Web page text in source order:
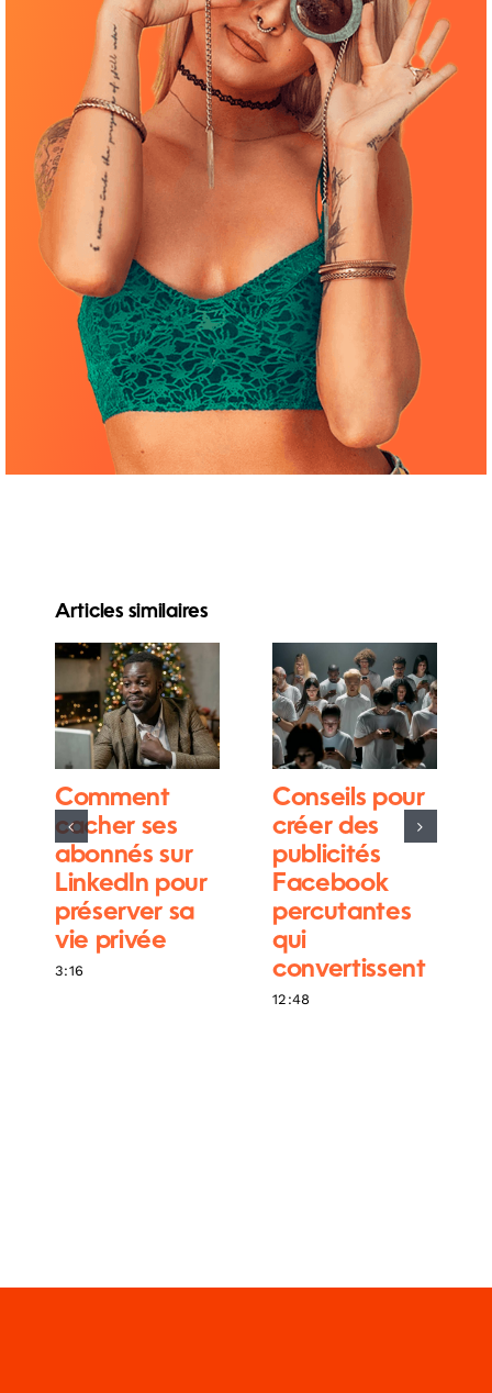
Articles similaires
Comment
cacher ses
abonnés sur
LinkedIn pour
préserver sa
vie privée
3:16
Conseils pour
créer des
publicités
Facebook
percutantes
qui
convertissent
12:48